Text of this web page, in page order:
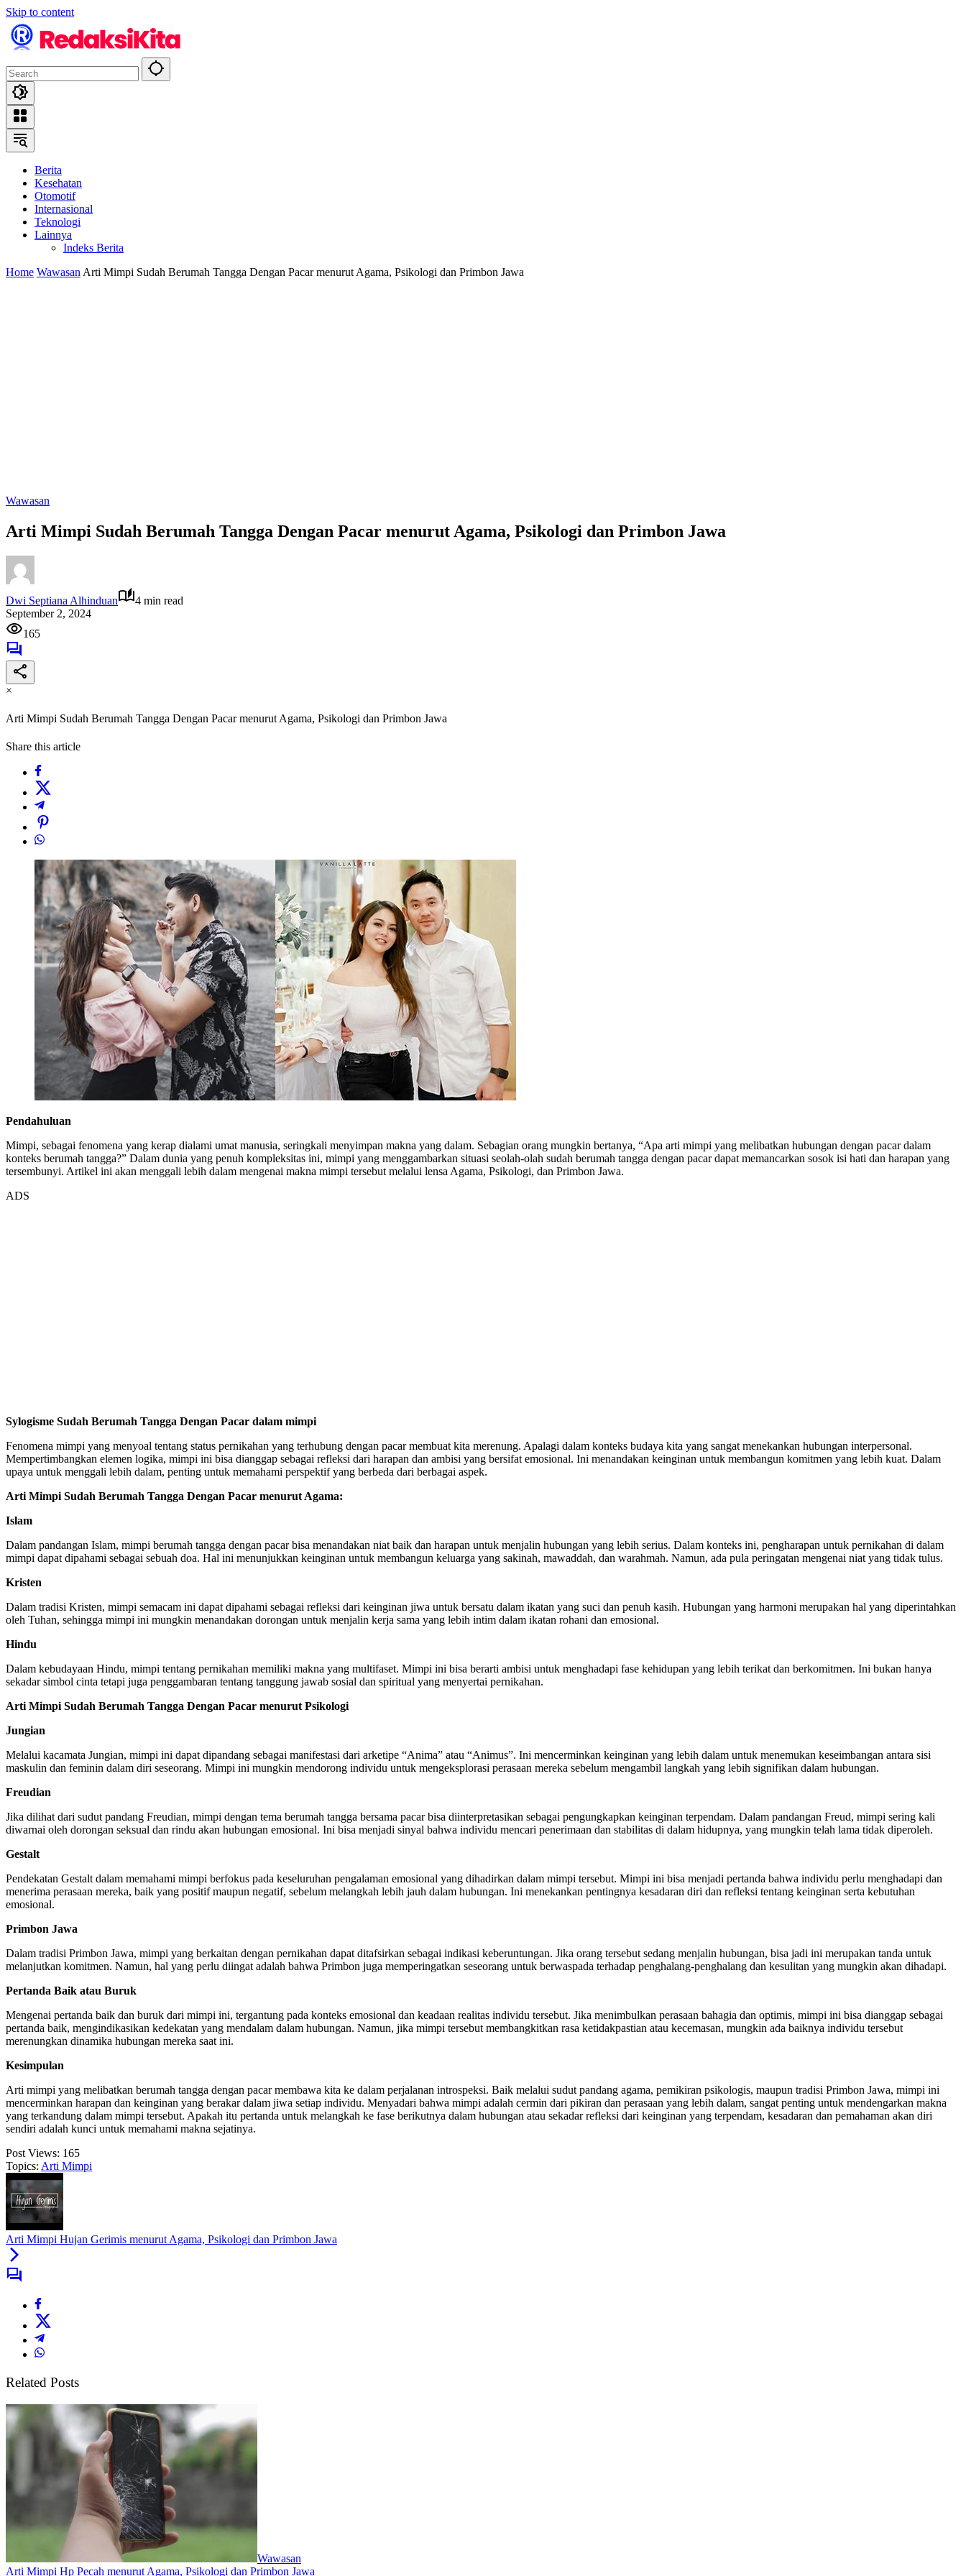
Skip to content
Berita
Kesehatan
Otomotif
Internasional
Teknologi
Lainnya
Indeks Berita
Home Wawasan Arti Mimpi Sudah Berumah Tangga Dengan Pacar menurut Agama, Psikologi dan Primbon Jawa
Wawasan
Arti Mimpi Sudah Berumah Tangga Dengan Pacar menurut Agama, Psikologi dan Primbon Jawa
Dwi Septiana Alhinduan
4 min read
September 2, 2024
165
×
Arti Mimpi Sudah Berumah Tangga Dengan Pacar menurut Agama, Psikologi dan Primbon Jawa
Share this article
Pendahuluan
Mimpi, sebagai fenomena yang kerap dialami umat manusia, seringkali menyimpan makna yang dalam. Sebagian orang mungkin bertanya, “Apa arti mimpi yang melibatkan hubungan dengan pacar dalam
konteks berumah tangga?” Dalam dunia yang penuh kompleksitas ini, mimpi yang menggambarkan situasi seolah-olah sudah berumah tangga dengan pacar dapat memancarkan sosok isi hati dan harapan yang
tersembunyi. Artikel ini akan menggali lebih dalam mengenai makna mimpi tersebut melalui lensa Agama, Psikologi, dan Primbon Jawa.
ADS
Sylogisme Sudah Berumah Tangga Dengan Pacar dalam mimpi
Fenomena mimpi yang menyoal tentang status pernikahan yang terhubung dengan pacar membuat kita merenung. Apalagi dalam konteks budaya kita yang sangat menekankan hubungan interpersonal.
Mempertimbangkan elemen logika, mimpi ini bisa dianggap sebagai refleksi dari harapan dan ambisi yang bersifat emosional. Ini menandakan keinginan untuk membangun komitmen yang lebih kuat. Dalam
upaya untuk menggali lebih dalam, penting untuk memahami perspektif yang berbeda dari berbagai aspek.
Arti Mimpi Sudah Berumah Tangga Dengan Pacar menurut Agama:
Islam
Dalam pandangan Islam, mimpi berumah tangga dengan pacar bisa menandakan niat baik dan harapan untuk menjalin hubungan yang lebih serius. Dalam konteks ini, pengharapan untuk pernikahan di dalam
mimpi dapat dipahami sebagai sebuah doa. Hal ini menunjukkan keinginan untuk membangun keluarga yang sakinah, mawaddah, dan warahmah. Namun, ada pula peringatan mengenai niat yang tidak tulus.
Kristen
Dalam tradisi Kristen, mimpi semacam ini dapat dipahami sebagai refleksi dari keinginan jiwa untuk bersatu dalam ikatan yang suci dan penuh kasih. Hubungan yang harmoni merupakan hal yang diperintahkan
oleh Tuhan, sehingga mimpi ini mungkin menandakan dorongan untuk menjalin kerja sama yang lebih intim dalam ikatan rohani dan emosional.
Hindu
Dalam kebudayaan Hindu, mimpi tentang pernikahan memiliki makna yang multifaset. Mimpi ini bisa berarti ambisi untuk menghadapi fase kehidupan yang lebih terikat dan berkomitmen. Ini bukan hanya
sekadar simbol cinta tetapi juga penggambaran tentang tanggung jawab sosial dan spiritual yang menyertai pernikahan.
Arti Mimpi Sudah Berumah Tangga Dengan Pacar menurut Psikologi
Jungian
Melalui kacamata Jungian, mimpi ini dapat dipandang sebagai manifestasi dari arketipe “Anima” atau “Animus”. Ini mencerminkan keinginan yang lebih dalam untuk menemukan keseimbangan antara sisi
maskulin dan feminin dalam diri seseorang. Mimpi ini mungkin mendorong individu untuk mengeksplorasi perasaan mereka sebelum mengambil langkah yang lebih signifikan dalam hubungan.
Freudian
Jika dilihat dari sudut pandang Freudian, mimpi dengan tema berumah tangga bersama pacar bisa diinterpretasikan sebagai pengungkapkan keinginan terpendam. Dalam pandangan Freud, mimpi sering kali
diwarnai oleh dorongan seksual dan rindu akan hubungan emosional. Ini bisa menjadi sinyal bahwa individu mencari penerimaan dan stabilitas di dalam hidupnya, yang mungkin telah lama tidak diperoleh.
Gestalt
Pendekatan Gestalt dalam memahami mimpi berfokus pada keseluruhan pengalaman emosional yang dihadirkan dalam mimpi tersebut. Mimpi ini bisa menjadi pertanda bahwa individu perlu menghadapi dan
menerima perasaan mereka, baik yang positif maupun negatif, sebelum melangkah lebih jauh dalam hubungan. Ini menekankan pentingnya kesadaran diri dan refleksi tentang keinginan serta kebutuhan
emosional.
Primbon Jawa
Dalam tradisi Primbon Jawa, mimpi yang berkaitan dengan pernikahan dapat ditafsirkan sebagai indikasi keberuntungan. Jika orang tersebut sedang menjalin hubungan, bisa jadi ini merupakan tanda untuk
melanjutkan komitmen. Namun, hal yang perlu diingat adalah bahwa Primbon juga memperingatkan seseorang untuk berwaspada terhadap penghalang-penghalang dan kesulitan yang mungkin akan dihadapi.
Pertanda Baik atau Buruk
Mengenai pertanda baik dan buruk dari mimpi ini, tergantung pada konteks emosional dan keadaan realitas individu tersebut. Jika menimbulkan perasaan bahagia dan optimis, mimpi ini bisa dianggap sebagai
pertanda baik, mengindikasikan kedekatan yang mendalam dalam hubungan. Namun, jika mimpi tersebut membangkitkan rasa ketidakpastian atau kecemasan, mungkin ada baiknya individu tersebut
merenungkan dinamika hubungan mereka saat ini.
Kesimpulan
Arti mimpi yang melibatkan berumah tangga dengan pacar membawa kita ke dalam perjalanan introspeksi. Baik melalui sudut pandang agama, pemikiran psikologis, maupun tradisi Primbon Jawa, mimpi ini
mencerminkan harapan dan keinginan yang berakar dalam jiwa setiap individu. Menyadari bahwa mimpi adalah cermin dari pikiran dan perasaan yang lebih dalam, sangat penting untuk mendengarkan makna
yang terkandung dalam mimpi tersebut. Apakah itu pertanda untuk melangkah ke fase berikutnya dalam hubungan atau sekadar refleksi dari keinginan yang terpendam, kesadaran dan pemahaman akan diri
sendiri adalah kunci untuk memahami makna sejatinya.
Post Views: 165
Topics: Arti Mimpi
Arti Mimpi Hujan Gerimis menurut Agama, Psikologi dan Primbon Jawa
Related Posts
Wawasan
Arti Mimpi Hp Pecah menurut Agama, Psikologi dan Primbon Jawa